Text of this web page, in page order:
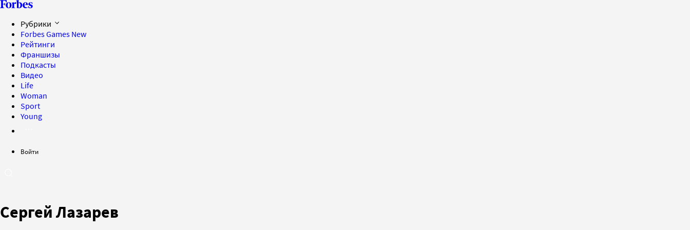
Рубрики
Forbes Games New
Рейтинги
Франшизы
Подкасты
Видео
Life
Woman
Sport
Young
Войти
Сергей Лазарев